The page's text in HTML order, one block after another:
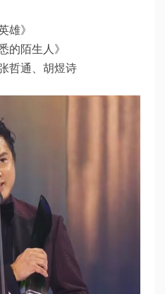
雄》
的陌生人》
哲通、胡煜诗